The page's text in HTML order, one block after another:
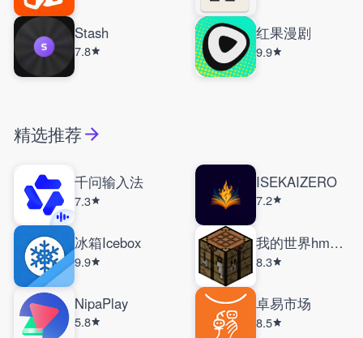
Stash
7.8
红果漫剧
9.9
精选推荐
千问输入法
7.3
ISEKAIZERO
7.2
冰箱Icebox
9.9
我的世界hmcl启动器
8.3
NipaPlay
5.8
卓易市场
8.5